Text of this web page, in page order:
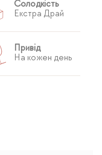
Солодкість
Екстра Драй
Привід
На кожен день